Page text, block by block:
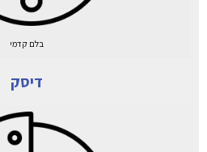
בלם קדמי
דיסק